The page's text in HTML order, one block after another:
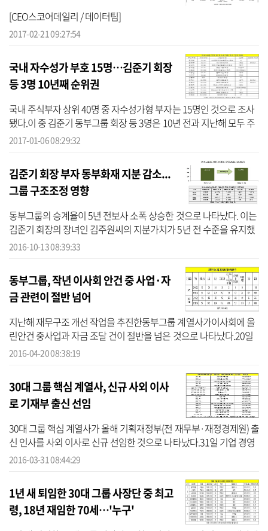
[CEO스코어데일리 / 데이터팀]
2017-02-21 09:27:54
국내 자수성가 부호 15명…김준기 회장
등 3명 10년째 순위권
국내 주식부자 상위 40명 중 자수성가형 부자는 15명인 것으로 조사
됐다.이 중 김준기 동부그룹 회장 등 3명은 10년 전과 지난해 모두 주
식부호 상위 40명 안에 포함됐다.업종별로는 IT계열 기업을 창업한
2017-01-06 08:29:32
김준기 회장 부자 동부화재 지분 감소...
그룹 구조조정 영향
동부그룹의 승계율이 5년 전보사 소폭 상승한 것으로 나타났다. 이는
김준기 회장의 장녀인 김주원씨의 지분가치가 5년 전 수준을 유지했
기 때문이다. 김준기 회장과 장남인 김남호씨는 그룹의 구조조정으로
2016-10-13 08:39:33
동부그룹, 작년 이사회 안건 중 사업·자
금 관련이 절반 넘어
지난해 재무구조 개선 작업을 추진한동부그룹 계열사가이사회에 올
린안건 중사업과 자금 조달 건이 절반을 넘은 것으로 나타났다.20일
기업 경영성과 평가사이트인 CEO스코어(대표 박주근)에 따르면동부
2016-04-20 08:38:19
30대 그룹 핵심 계열사, 신규 사외 이사
로 기재부 출신 선임
30대 그룹 핵심 계열사가 올해 기획재정부(전 재무부·재정경제원) 출
신 인사를 사외 이사로 신규 선임한 것으로 나타났다.31일 기업 경영
성과 평가사이트인 CEO스코어(대표 박주근)에 따르면 30대 그룹 계
2016-03-31 08:44:29
1년 새 퇴임한 30대 그룹 사장단 중 최고
령, 18년 재임한 70세…'누구'